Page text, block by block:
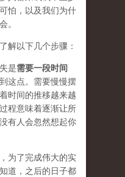
怕，以及我们为什
。
解以下几个步骤：
是需要一段时间
这点。需要慢慢摆
时间的推移越来越
程意味着逐渐让所
有人会忽然想起你
，为了完成伟大的实
道，之后的日子都